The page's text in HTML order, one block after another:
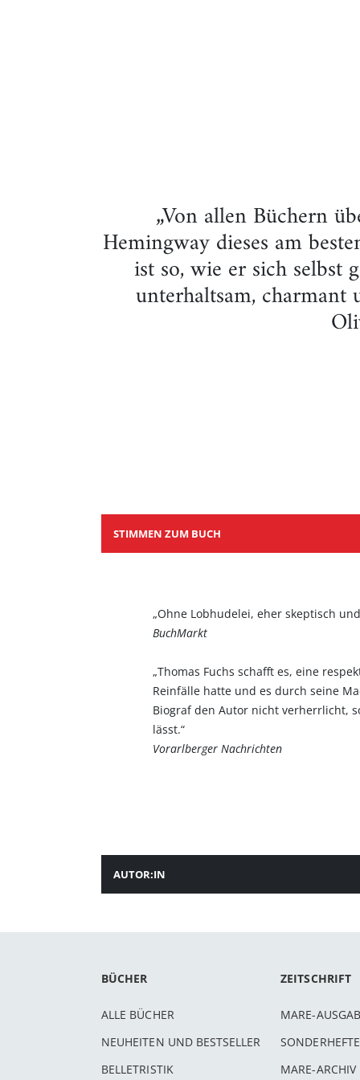
„Von allen Büchern
Hemingway dieses am
ist so, wie er sich selbst
unterhaltsam, charmant
STIMMEN ZUM BUCH
„Ohne Lobhudelei, eher skeptisch
BuchMarkt
„Thomas Fuchs schafft es, eine
Reinfälle hatte und es durch seine
Biograf den Autor nicht verherrlicht,
lässt.“
Vorarlberger Nachrichten
AUTOR:IN
BÜCHER
ALLE BÜCHER
NEUHEITEN UND BESTSELLER
BELLETRISTIK
ZEITSCHRIFT
MARE-
SONDERHEFTE
MARE-ARCHIV